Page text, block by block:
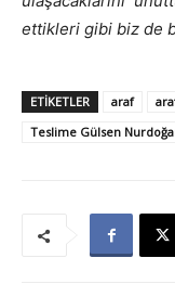
ettikleri gibi biz de
ETIKETLER araf
Teslime Gülsen